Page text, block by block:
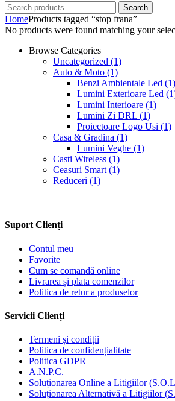
Search
for:
Search
HomeProducts tagged “stop frana”
No products were found matching your
Browse Categories
Uncategorized (1)
Auto & Moto (1)
Benzi Ambientale Led (1)
Lumini Exterioare Led
Lumini Interioare (1)
Lumini Zi DRL (1)
Proiectoare Logo Usi (1)
Casa & Gradina (1)
Lumini Veghe (1)
Casti Wireless (1)
Ceasuri Smart (1)
Reduceri (1)
Suport Clienți
Contul meu
Favorite
Cum se comandă online
Livrarea și plata comenzilor
Politica de retur a produselor
Servicii Clienți
Termeni și condiții
Politica de confidențialitate
Politica GDPR
A.N.P.C.
Soluționarea Online a Litigiilor
Soluționarea Alternativă a Litigiilor